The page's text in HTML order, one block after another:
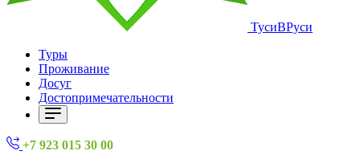
ТусиВРуси
Туры
Проживание
Досуг
Достопримечательности
+7 923 015 30 00